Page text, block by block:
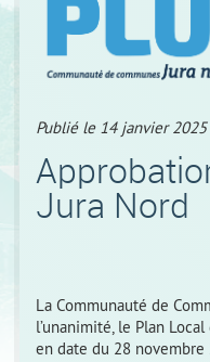
Publié le 14 janvier 2025
Jura Nord
La Communauté de
l’unanimité, le Plan
en date du 28 novembre